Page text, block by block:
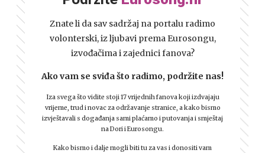
Znate li da sav sadržaj na portalu radimo
volonterski, iz ljubavi prema Eurosongu,
izvođačima i zajednici fanova?
Ako vam se sviđa što radimo, podržite nas!
Iza svega što vidite stoji 17 vrijednih fanova koji izdvajaju
vrijeme, trud i novac za održavanje stranice, a kako bismo
izvještavali s događanja sami plaćamo i putovanja i smještaj
na Dori i Eurosongu.
Kako bismo i dalje mogli biti tu za vas i donositi vam